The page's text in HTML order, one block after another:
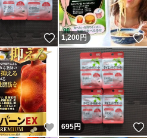
いいね！
1,200円
いいね！
695円